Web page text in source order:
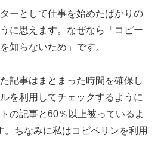
ーとして仕事を始めたばかりの
に思えます。なぜなら「コピー
知らないため」です。
記事はまとまった時間を確保し
を利用してチェックするように
の記事と60％以上被っているよ
。ちなみに私はコピペリンを利用